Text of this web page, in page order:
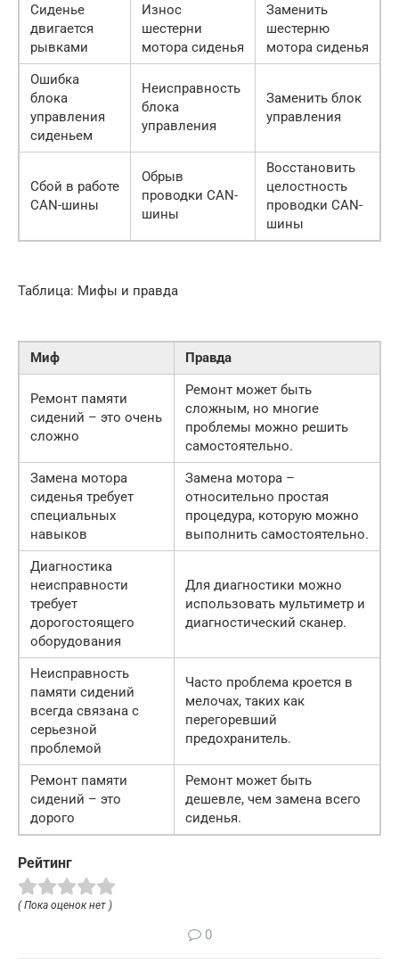
Сиденье
двигается
рывками
Износ
шестерни
мотора сиденья
Заменить
шестерню
мотора сиденья
Ошибка
блока
управления
сиденьем
Неисправность
блока
управления
Заменить блок
управления
Сбой в работе
CAN-шины
Обрыв
проводки CAN-
шины
Восстановить
целостность
проводки CAN-
шины
Таблица: Мифы и правда
Миф Правда
Ремонт памяти
сидений – это очень
сложно
Ремонт может быть
сложным, но многие
проблемы можно решить
самостоятельно.
Замена мотора
сиденья требует
специальных
навыков
Замена мотора –
относительно простая
процедура, которую можно
выполнить самостоятельно.
Диагностика
неисправности
требует
дорогостоящего
оборудования
Для диагностики можно
использовать мультиметр и
диагностический сканер.
Неисправность
памяти сидений
всегда связана с
серьезной
проблемой
Часто проблема кроется в
мелочах, таких как
перегоревший
предохранитель.
Ремонт памяти
сидений – это
дорого
Ремонт может быть
дешевле, чем замена всего
сиденья.
Рейтинг
( Пока оценок нет )
0